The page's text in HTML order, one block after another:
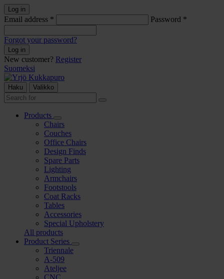
Skip
to
content
Log in
Email address * Password *
Forgot your password?
Log in
New customer? Register
Suomeksi
Haku Valikko
Enter
a
search
Submit
Products
Open/close
submenu
Chairs
Couches
Office Chairs
Design Finds
Spare Parts
Lighting
Armchairs
Footstools
Coat Racks
Tables
Accessories
Special Upholstery
All products
Product Series
Open/close
Triennale
A-509
Ateljee
CNC